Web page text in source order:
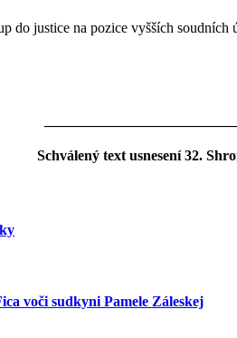
do justice na pozice vyšších
Schválený text usnesení 32.
voči sudkyni Pamele Záleskej